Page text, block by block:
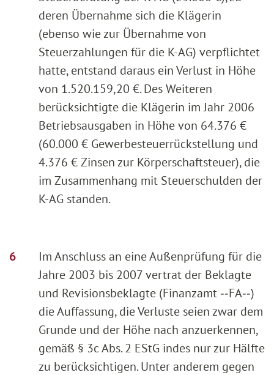
deren Übernahme sich die Klägerin
(ebenso wie zur Übernahme von
Steuerzahlungen für die K-AG) verpflichtet
hatte, entstand daraus ein Verlust in Höhe
von 1.520.159,20 €. Des Weiteren
berücksichtigte die Klägerin im Jahr 2006
Betriebsausgaben in Höhe von 64.376 €
(60.000 € Gewerbesteuerrückstellung und
4.376 € Zinsen zur Körperschaftsteuer), die
im Zusammenhang mit Steuerschulden der
K-AG standen.
Im Anschluss an eine Außenprüfung für die
Jahre 2003 bis 2007 vertrat der Beklagte
und Revisionsbeklagte (Finanzamt ‑‑FA‑‑)
die Auffassung, die Verluste seien zwar dem
Grunde und der Höhe nach anzuerkennen,
gemäß § 3c Abs. 2 EStG indes nur zur Hälfte
zu berücksichtigen. Unter anderem gegen